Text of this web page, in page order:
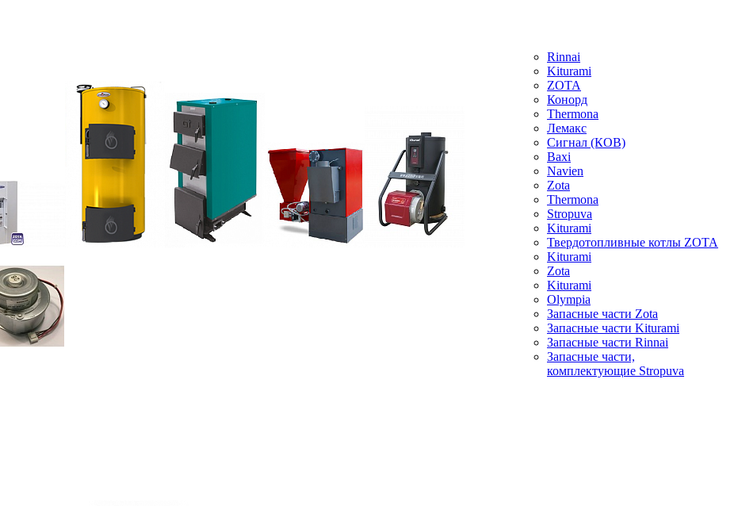
Rinnai
Kiturami
ZOTA
Конорд
Thermona
Лемакс
Сигнал (КОВ)
Baxi
Navien
Zota
Thermona
Stropuva
Kiturami
Твердотопливные котлы ZOTA
Kiturami
Zota
Kiturami
Olympia
Запасные части Zota
Запасные части Kiturami
Запасные части Rinnai
Запасные части,
комплектующие Stropuva